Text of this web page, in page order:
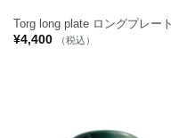
Torg long plate ロングプレート
¥4,400 （税込）